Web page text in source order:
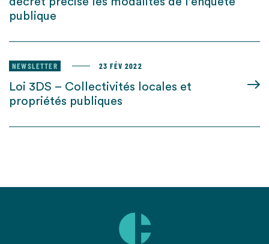
publique
NEWSLETTER 23 FÉV 2022
Loi 3DS – Collectivités locales et
propriétés publiques